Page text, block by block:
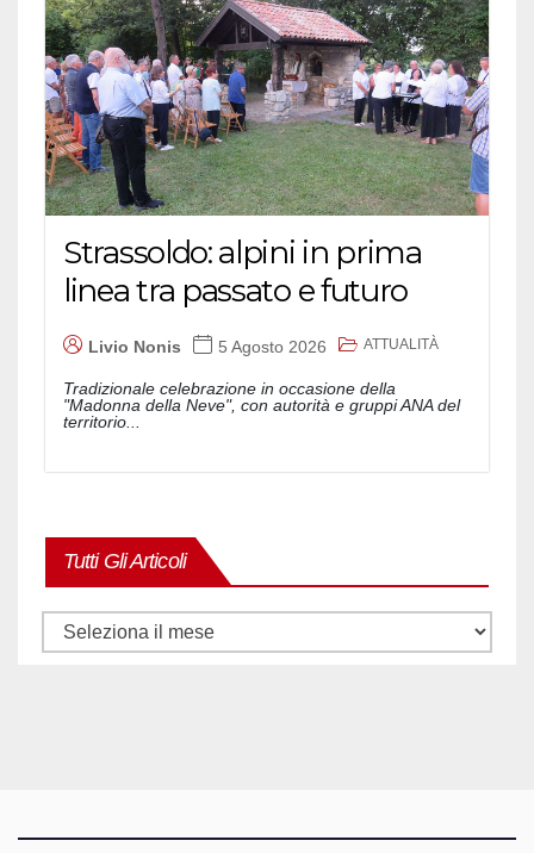
Strassoldo: alpini in prima
linea tra passato e futuro
Livio Nonis 5 Agosto 2026 ATTUALITÀ
Tradizionale celebrazione in occasione della
"Madonna della Neve", con autorità e gruppi ANA del
territorio...
Tutti Gli Articoli
Tutti